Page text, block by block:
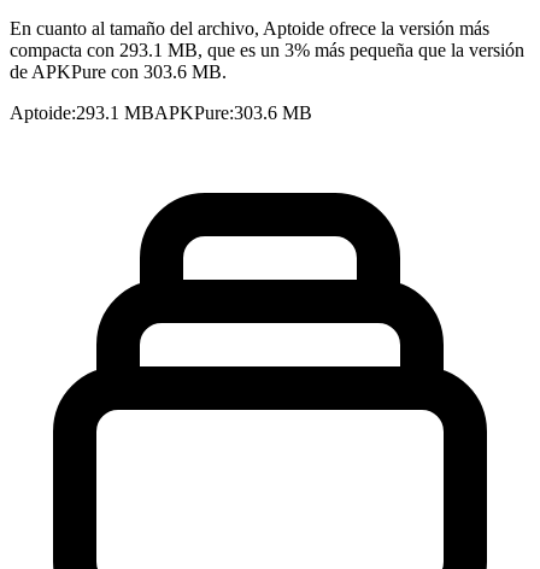
En cuanto al tamaño del archivo, Aptoide ofrece la versión más
compacta con 293.1 MB, que es un 3% más pequeña que la versión
de APKPure con 303.6 MB.
Aptoide:293.1 MBAPKPure:303.6 MB